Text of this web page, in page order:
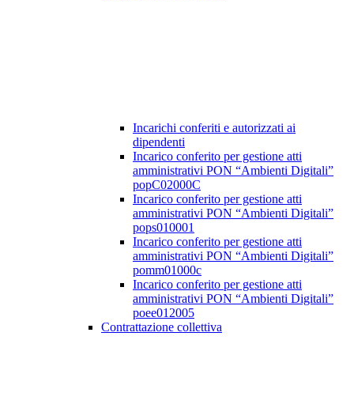
Incarichi conferiti e autorizzati ai
dipendenti
Incarico conferito per gestione atti
amministrativi PON “Ambienti Digitali”
popC02000C
Incarico conferito per gestione atti
amministrativi PON “Ambienti Digitali”
pops010001
Incarico conferito per gestione atti
amministrativi PON “Ambienti Digitali”
pomm01000c
Incarico conferito per gestione atti
amministrativi PON “Ambienti Digitali”
poee012005
Contrattazione collettiva